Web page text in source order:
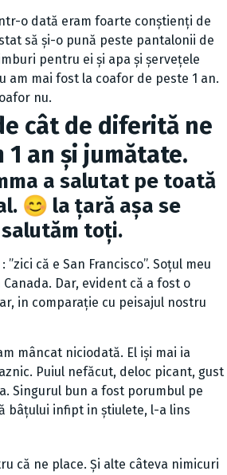
o dată eram foarte conștienți de
să și-o pună peste pantalonii de
pentru ei și apa și șervețele
am mai fost la coafor de peste 1 an.
nu.
cât de diferită ne
an și jumătate.
a salutat pe toată
😊 la țară așa se
toți.
că e San Francisco”. Soțul meu
Dar, evident că a fost o
in comparație cu peisajul nostru
mâncat niciodată. El iși mai ia
Puiul nefăcut, deloc picant, gust
Singurul bun a fost porumbul pe
bâțului infipt in știulete, l-a lins
că ne place. Și alte câteva nimicuri